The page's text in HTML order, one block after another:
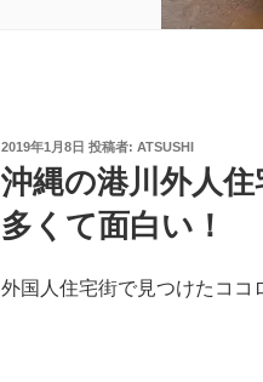
投
稿
日:
2019年1月8日 投稿者: ATSUSHI
沖縄の港川外人
多くて面白い！
外国人住宅街で見つけたココ